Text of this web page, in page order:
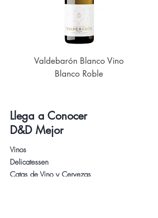
Valdebarón Blanco Vino
Blanco Roble
Llega a Conocer
D&D Mejor
Vinos
Delicatessen
Catas de Vino y Cervezas